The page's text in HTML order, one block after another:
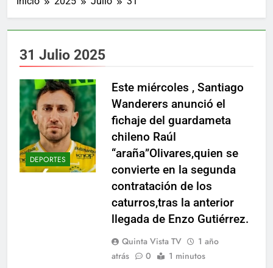
31 Julio 2025
DEPORTES
Este miércoles , Santiago
Wanderers anunció el
fichaje del guardameta
chileno Raúl
“araña”Olivares,quien se
convierte en la segunda
contratación de los
caturros,tras la anterior
llegada de Enzo Gutiérrez.
Quinta Vista TV
1 año
atrás
0 1 minutos